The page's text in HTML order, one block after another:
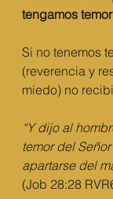
tengamos
Si no tenemos
(reverencia y
miedo) no
“Y dijo al
temor del
apartarse del
(Job 28:28